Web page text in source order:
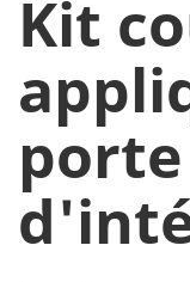
Kit
porte​